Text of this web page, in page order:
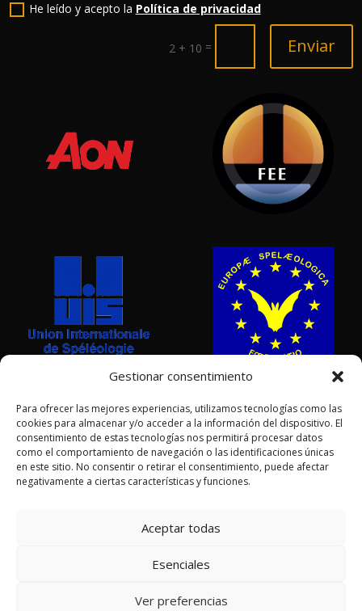
Gestionar consentimiento
Para ofrecer las mejores experiencias, utilizamos tecnologías como las
cookies para almacenar y/o acceder a la información del dispositivo. El
consentimiento de estas tecnologías nos permitirá procesar datos
como el comportamiento de navegación o las identificaciones únicas
en este sitio. No consentir o retirar el consentimiento, puede afectar
negativamente a ciertas características y funciones.
Aceptar todas
Esenciales
Ver preferencias
He leído y acepto la Política de privacidad
2 + 10 = Enviar
AGRADECIMIENTOS POR LAS FOTOGRAFÍAS:
Adrián Vázquez • Roberto García • Fco Javier Ruíz Zubicoa
© Todos los derechos reservados •